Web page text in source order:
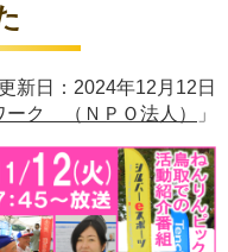
新日：2024年12月12日
ーク （ＮＰＯ法人） 」